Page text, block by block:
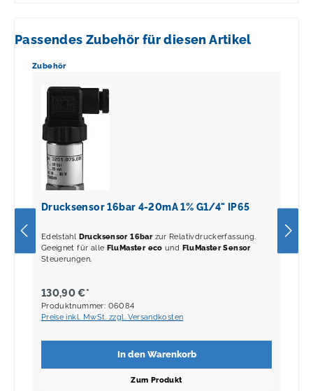
Passendes Zubehör für diesen Artikel
Produktgalerie überspringen
Zubehör
Drucksensor 16bar 4-20mA 1% G1/4" IP65
Edelstahl Drucksensor 16barzur Relativdruckerfassung.
Geeignet für alle FluMaster ecound FluMaster Sensor
Steuerungen.
130,90 €*
Produktnummer: 06084
Preise inkl. MwSt. zzgl. Versandkosten
In den Warenkorb
Zum Produkt